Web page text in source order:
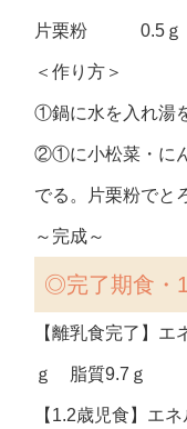
片栗粉 0.5ｇ
＜作り方＞
①鍋に水を入れ湯
②①に小松菜・に
でる。片栗粉でと
～完成～
◎完了期食・
【離乳食完了】
ｇ 脂質9.7ｇ
【1.2歳児食】エ